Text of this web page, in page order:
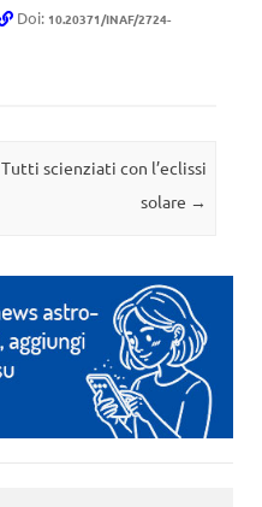
Doi: 10.20371/INAF/2724-
Tutti scienziati con l’eclissi
solare →